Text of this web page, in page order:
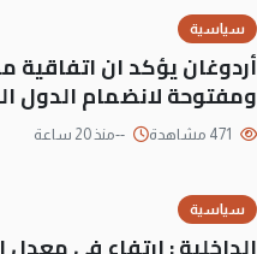
سياسية
أردوغان يؤكد ان اتفاقية
ومفتوحة لانضمام الدول
--منذ 20 ساعة
سياسية